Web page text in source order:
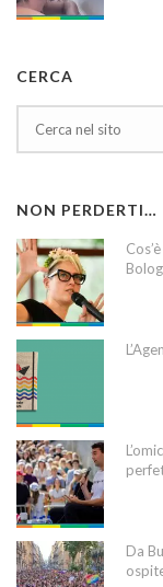
CERCA
NON PERDERTI…
Da